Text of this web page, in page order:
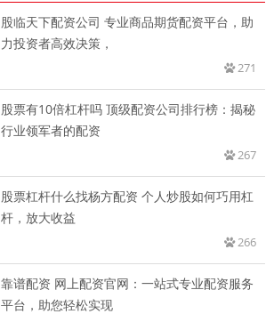
股临天下配资公司 专业商品期货配资平台，助
力投资者高效决策，
271
股票有10倍杠杆吗 顶级配资公司排行榜：揭秘
行业领军者的配资
267
股票杠杆什么找杨方配资 个人炒股如何巧用杠
杆，放大收益
266
靠谱配资 网上配资官网：一站式专业配资服务
平台，助您轻松实现